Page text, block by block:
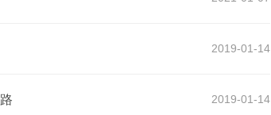
2019-01-14
2019-01-14